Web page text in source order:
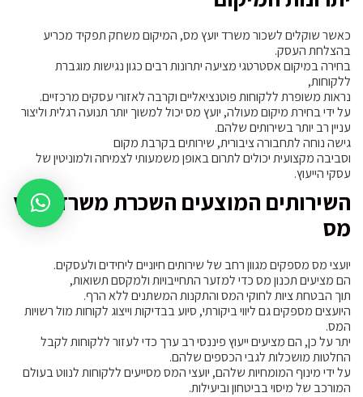
כאשר שוקלים לשכור משרד יועץ מס, המיקום משחק תפקיד מכריע
בהצלחת העסק.
בחירה במיקום אסטרטגי מציעה יתרונות רבים כגון נגישות מוגברת
ללקוחות,
נראות משופרת ללקוחות פוטנציאליים וקרבה לאזורי עסקים מרכזיים.
על ידי בחירת מיקום מעולה, יועץ מס יכול למשוך יותר תנועה רגלית וליצור
עניין רב יותר בשירותים שלהם.
גישה נוחה לתחבורה ציבורית, שירותים בקרבת מקום
וסביבה מקצועית יכולים לתרום באופן משמעותי לצמיחה ולמוניטין של
עסקי הייעוץ.
השירותים המוצעים השכרת משרד יועץ
מס
יועצי מס מספקים מגוון רחב של שירותים חיוניים ליחידים ולעסקים.
הם מציעים תכנון מס כדי למזער התחייבויות ולמקסם תשואות,
תוך הבטחת ציות לחוקי המס והתקנות המשתנים ללא הרף.
היועצים מספקים גם ליווי ביקורתי, סיוע בבדיקות וייצוג לקוחות מול רשויות
המס.
יתר על כן, הם מציעים ייעוץ פיננסי רב ערך כדי לעזור ללקוחות לקבל
החלטות מושכלות לגבי הכספים שלהם.
על ידי מינוף המומחיות שלהם, יועצי המס מסייעים ללקוחות לנווט בעולם
המורכב של מיסוי בביטחון וביעילות.